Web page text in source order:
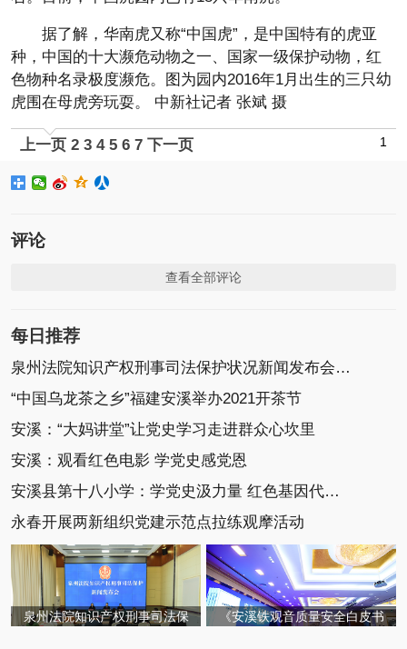
据了解，华南虎又称“中国虎”，是中国特有的虎亚
种，中国的十大濒危动物之一、国家一级保护动物，红
色物种名录极度濒危。图为园内2016年1月出生的三只幼
虎围在母虎旁玩耍。 中新社记者 张斌 摄
上一页 1
2 3 4 5 6 7 下一页
评论
查看全部评论
每日推荐
泉州法院知识产权刑事司法保护状况新闻发布会召开
“中国乌龙茶之乡”福建安溪举办2021开茶节
安溪：“大妈讲堂”让党史学习走进群众心坎里
安溪：观看红色电影 学党史感党恩
安溪县第十八小学：学党史汲力量 红色基因代代传
永春开展两新组织党建示范点拉练观摩活动
泉州法院知识产权刑事司法保 《安溪铁观音质量安全白皮书